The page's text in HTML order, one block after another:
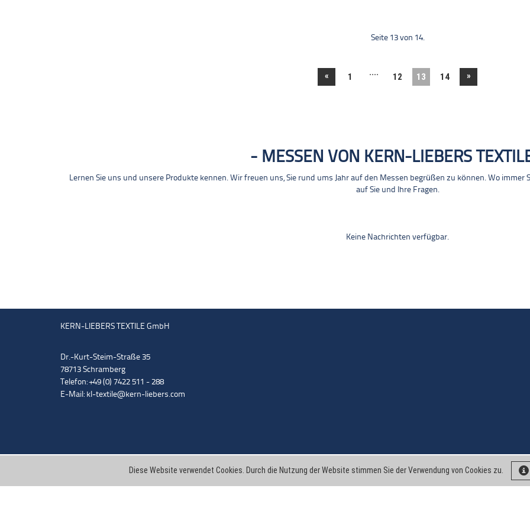
Seite 13 von 14.
« 1 .... 12 13 14 »
MESSEN VON KERN-LIEBERS
Lernen Sie uns und unsere Produkte kennen. Wir freuen uns, Sie rund ums Jahr auf den Messen begrüßen zu können. Wo
auf Sie und Ihre Fragen.
Keine Nachrichten verfügbar.
KERN-LIEBERS TEXTILE GmbH
Dr.-Kurt-Steim-Straße 35
78713 Schramberg
Telefon: +49 (0) 7422 511 - 288
E-Mail: kl-textile@kern-liebers.com
Diese Website verwendet Cookies. Durch die Nutzung der Website stimmen Sie der Verwendung von Cookies zu.